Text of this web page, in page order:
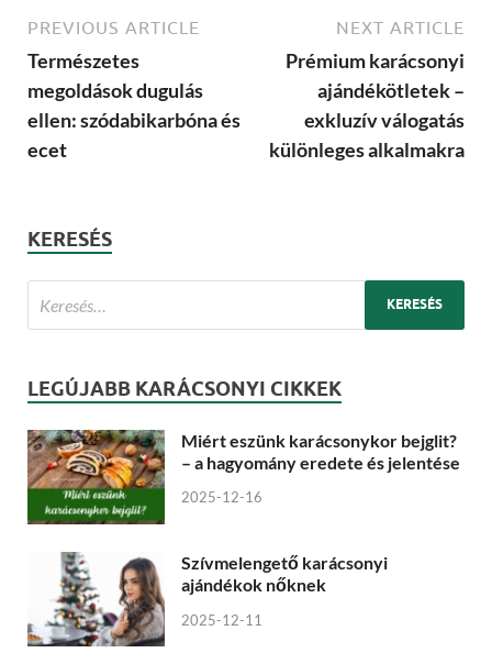
PREVIOUS ARTICLE
Természetes
megoldások dugulás
ellen: szódabikarbóna és
ecet
NEXT ARTICLE
Prémium karácsonyi
ajándékötletek –
exkluzív válogatás
különleges alkalmakra
KERESÉS
LEGÚJABB KARÁCSONYI CIKKEK
Miért eszünk karácsonykor bejglit?
– a hagyomány eredete és jelentése
2025-12-16
Szívmelengető karácsonyi
ajándékok nőknek
2025-12-11